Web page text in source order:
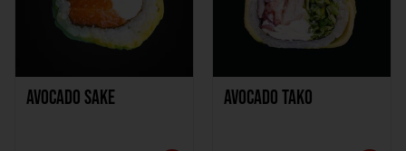
Avocado Sake Avocado Tako